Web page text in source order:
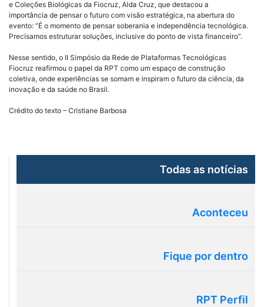
e Coleções Biológicas da Fiocruz, Alda Cruz, que destacou a
importância de pensar o futuro com visão estratégica, na abertura do
evento: “É o momento de pensar soberania e independência tecnológica.
Precisamos estruturar soluções, inclusive do ponto de vista financeiro”.
Nesse sentido, o II Simpósio da Rede de Plataformas Tecnológicas
Fiocruz reafirmou o papel da RPT como um espaço de construção
coletiva, onde experiências se somam e inspiram o futuro da ciência, da
inovação e da saúde no Brasil.
Crédito do texto – Cristiane Barbosa
Todas as notícias
Aconteceu
Fique por dentro
RPT Perfil